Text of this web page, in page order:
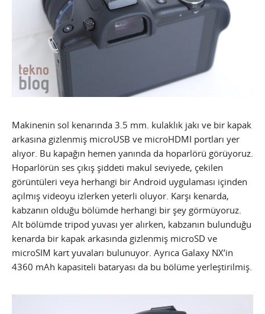
Makinenin sol kenarında 3.5 mm. kulaklık jakı ve bir kapak
arkasına gizlenmiş microUSB ve microHDMI portları yer
alıyor. Bu kapağın hemen yanında da hoparlörü görüyoruz.
Hoparlörün ses çıkış şiddeti makul seviyede, çekilen
görüntüleri veya herhangi bir Android uygulaması içinden
açılmış videoyu izlerken yeterli oluyor. Karşı kenarda,
kabzanın olduğu bölümde herhangi bir şey görmüyoruz.
Alt bölümde tripod yuvası yer alırken, kabzanın bulunduğu
kenarda bir kapak arkasında gizlenmiş microSD ve
microSIM kart yuvaları bulunuyor. Ayrıca Galaxy NX’in
4360 mAh kapasiteli bataryası da bu bölüme yerleştirilmiş.